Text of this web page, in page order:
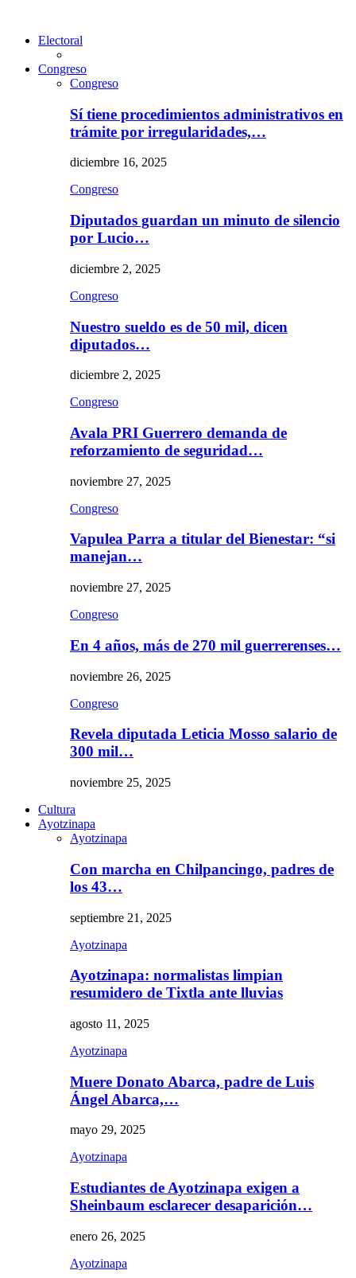
Electoral
Congreso
Congreso
Sí tiene procedimientos administrativos en
trámite por irregularidades,…
diciembre 16, 2025
Congreso
Diputados guardan un minuto de silencio
por Lucio…
diciembre 2, 2025
Congreso
Nuestro sueldo es de 50 mil, dicen
diputados…
diciembre 2, 2025
Congreso
Avala PRI Guerrero demanda de
reforzamiento de seguridad…
noviembre 27, 2025
Congreso
Vapulea Parra a titular del Bienestar: “si
manejan…
noviembre 27, 2025
Congreso
En 4 años, más de 270 mil guerrerenses…
noviembre 26, 2025
Congreso
Revela diputada Leticia Mosso salario de
300 mil…
noviembre 25, 2025
Cultura
Ayotzinapa
Ayotzinapa
Con marcha en Chilpancingo, padres de
los 43…
septiembre 21, 2025
Ayotzinapa
Ayotzinapa: normalistas limpian
resumidero de Tixtla ante lluvias
agosto 11, 2025
Ayotzinapa
Muere Donato Abarca, padre de Luis
Ángel Abarca,…
mayo 29, 2025
Ayotzinapa
Estudiantes de Ayotzinapa exigen a
Sheinbaum esclarecer desaparición…
enero 26, 2025
Ayotzinapa